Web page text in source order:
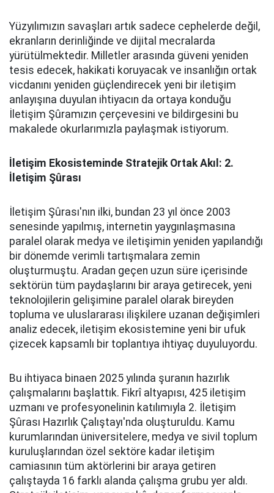
Yüzyılımızın savaşları artık sadece cephelerde değil,
ekranların derinliğinde ve dijital mecralarda
yürütülmektedir. Milletler arasında güveni yeniden
tesis edecek, hakikati koruyacak ve insanlığın ortak
vicdanını yeniden güçlendirecek yeni bir iletişim
anlayışına duyulan ihtiyacın da ortaya konduğu
İletişim Şûramızın çerçevesini ve bildirgesini bu
makalede okurlarımızla paylaşmak istiyorum.
İletişim Ekosisteminde Stratejik Ortak Akıl: 2.
İletişim Şûrası
İletişim Şûrası'nın ilki, bundan 23 yıl önce 2003
senesinde yapılmış, internetin yaygınlaşmasına
paralel olarak medya ve iletişimin yeniden yapılandığı
bir dönemde verimli tartışmalara zemin
oluşturmuştu. Aradan geçen uzun süre içerisinde
sektörün tüm paydaşlarını bir araya getirecek, yeni
teknolojilerin gelişimine paralel olarak bireyden
topluma ve uluslararası ilişkilere uzanan değişimleri
analiz edecek, iletişim ekosistemine yeni bir ufuk
çizecek kapsamlı bir toplantıya ihtiyaç duyuluyordu.
Bu ihtiyaca binaen 2025 yılında şuranın hazırlık
çalışmalarını başlattık. Fikrî altyapısı, 425 iletişim
uzmanı ve profesyonelinin katılımıyla 2. İletişim
Şûrası Hazırlık Çalıştayı'nda oluşturuldu. Kamu
kurumlarından üniversitelere, medya ve sivil toplum
kuruluşlarından özel sektöre kadar iletişim
camiasının tüm aktörlerini bir araya getiren
çalıştayda 16 farklı alanda çalışma grubu yer aldı.